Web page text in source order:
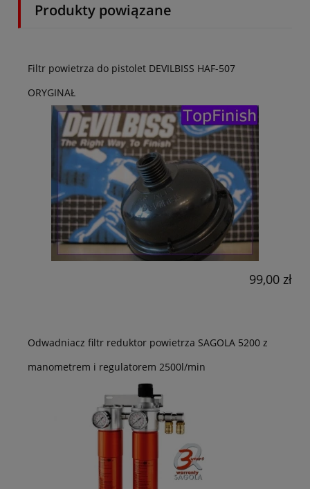
Produkty powiązane
Filtr powietrza do pistolet DEVILBISS HAF-507
ORYGINAŁ
99,00 zł
Odwadniacz filtr reduktor powietrza SAGOLA 5200 z
manometrem i regulatorem 2500l/min